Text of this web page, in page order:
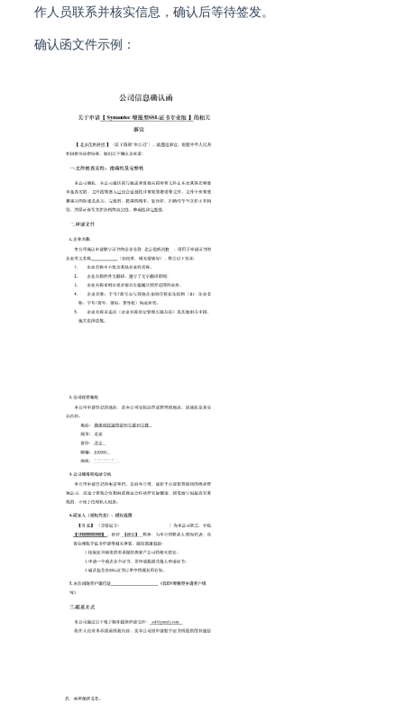
作人员联系并核实信息，确认后等待签发。
确认函文件示例：